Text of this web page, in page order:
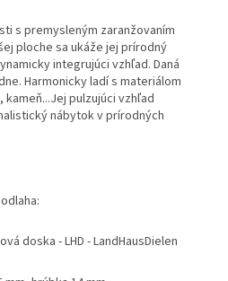
s premysleným zaranžovaním
ploche sa ukáže jej prírodný
integrujúci vzhľad. Daná
Harmonicky ladí s materiálom
pulzujúci vzhľad
nábytok v prírodných
doska - LHD - LandHausDielen